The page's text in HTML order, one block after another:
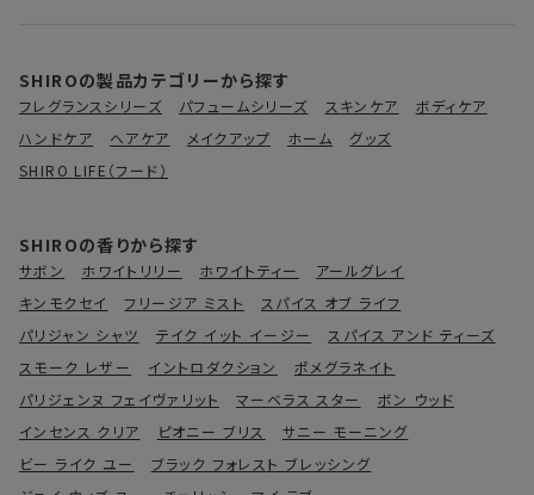
SHIROの製品カテゴリーから探す
フレグランスシリーズ パフュームシリーズ スキンケア
ボディケア
ハンドケア
ヘアケア メイクアップ ホーム
グッズ
SHIRO LIFE（フード）
SHIROの香りから探す
サボン ホワイトリリー ホワイトティー
アールグレイ
キンモクセイ
フリージア ミスト
スパイス オブ ライフ
パリジャン シャツ
テイク イット イージー
スパイス アンド ティーズ
スモーク レザー
イントロダクション
ポメグラネイト
パリジェンヌ フェイヴァリット
マーベラス スター
ボン ウッド
インセンス クリア
ピオニー ブリス
サニー モーニング
ビー ライク ユー
ブラック フォレスト ブレッシング